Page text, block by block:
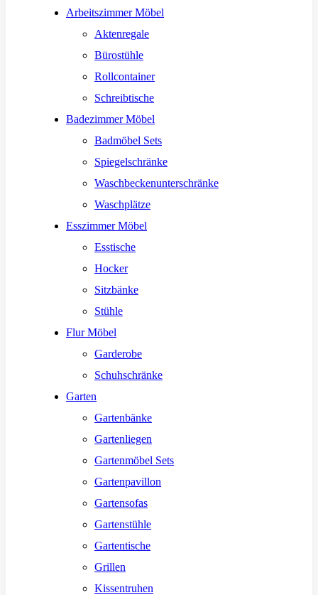
Arbeitszimmer Möbel
Aktenregale
Bürostühle
Rollcontainer
Schreibtische
Badezimmer Möbel
Badmöbel Sets
Spiegelschränke
Waschbeckenunterschränke
Waschplätze
Esszimmer Möbel
Esstische
Hocker
Sitzbänke
Stühle
Flur Möbel
Garderobe
Schuhschränke
Garten
Gartenbänke
Gartenliegen
Gartenmöbel Sets
Gartenpavillon
Gartensofas
Gartenstühle
Gartentische
Grillen
Kissentruhen